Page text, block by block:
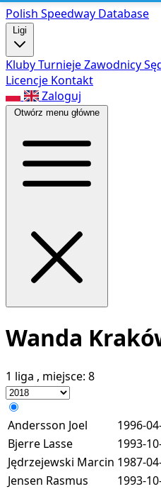
Polish Speedway Database
Ligi
KlubyTurniejeZawodnicy
Licencje Kontakt
Zaloguj
Otwórz menu główne
Wanda
1 liga , miejsce: 8
Andersson Joel 1996-
Bjerre Lasse
1993-
Jędrzejewski Marcin 1987-
Jensen Rasmus
1993-